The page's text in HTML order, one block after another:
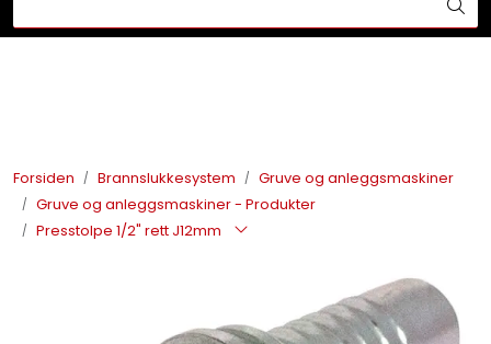
Forsiden Brannslukkesystem
Gruve og anleggsmaskiner
Gruve og anleggsmaskiner - Produkter
Presstolpe 1/2" rett J12mm
Lysprodukter